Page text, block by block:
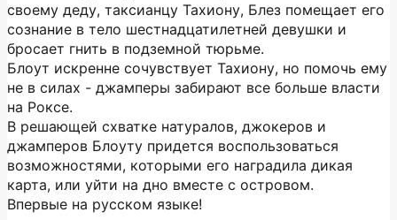
своему деду, таксианцу Тахиону, Блез помещает его
сознание в тело шестнадцатилетней девушки и
бросает гнить в подземной тюрьме.
Блоут искренне сочувствует Тахиону, но помочь ему
не в силах - джамперы забирают все больше власти
на Роксе.
В решающей схватке натуралов, джокеров и
джамперов Блоуту придется воспользоваться
возможностями, которыми его наградила дикая
карта, или уйти на дно вместе с островом.
Впервые на русском языке!